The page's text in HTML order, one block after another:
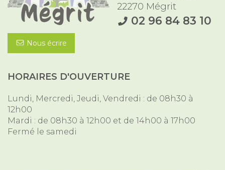
22270 Mégrit
02 96 84 83 10
Nous écrire
HORAIRES D'OUVERTURE
Lundi, Mercredi, Jeudi, Vendredi : de 08h30 à
12h00
Mardi : de 08h30 à 12h00 et de 14h00 à 17h00
Fermé le samedi